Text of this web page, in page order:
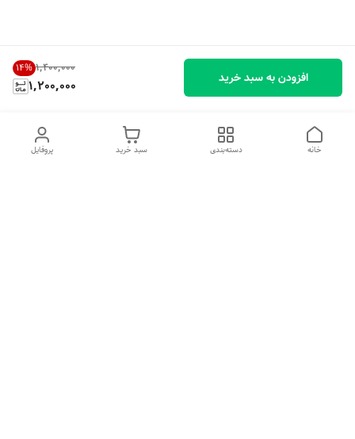
۱٬۴۰۰٬۰۰۰ 14%
1,200,000 افزودن به سبد خرید
پروفایل سبد خرید دسته‌بندی خانه